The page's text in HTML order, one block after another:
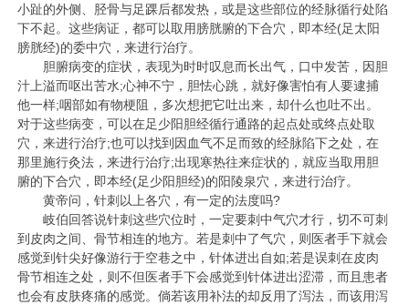
小趾的外侧、胫骨与足踝后都发热，或是这些部位的经脉循行处陷
下不起。这些病证，都可以取用膀胱腑的下合穴，即本经(足太阳
膀胱经)的委中穴，来进行治疗。
胆腑病变的症状，表现为时时叹息而长出气，口中发苦，因胆
汁上溢而呕出苦水;心神不宁，胆怯心跳，就好像害怕有人要逮捕
他一样;咽部如有物梗阻，多次想把它吐出来，却什么也吐不出。
对于这些病变，可以在足少阳胆经循行通路的起点处或终点处取
穴，来进行治疗;也可以找到因血气不足而致的经脉陷下之处，在
那里施行灸法，来进行治疗;出现寒热往来症状的，就应当取用胆
腑的下合穴，即本经(足少阳胆经)的阳陵泉穴，来进行治疗。
黄帝问，针刺以上各穴，有一定的法度吗?
岐伯回答说针刺这些穴位时，一定要刺中气穴才行，切不可刺
到皮肉之间、骨节相连的地方。若是刺中了气穴，则医者手下就会
感觉到针尖好像游行于空巷之中，针体进出自如;若是误刺在皮肉
骨节相连之处，则不但医者手下会感觉到针体进出涩滞，而且患者
也会有皮肤疼痛的感觉。倘若该用补法的却反用了泻法，而该用泻